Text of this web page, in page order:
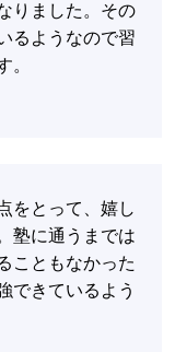
りました。その
るようなので習
。
をとって、嬉し
塾に通うまでは
こともなかった
できているよう